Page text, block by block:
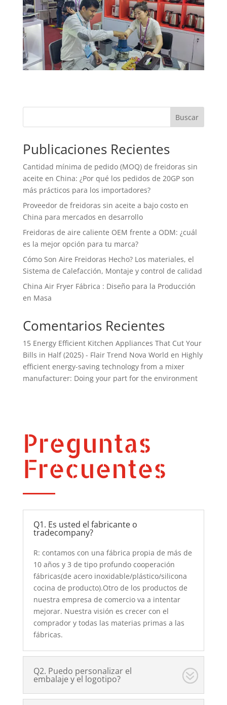
Buscar
Publicaciones Recientes
Cantidad mínima de pedido (MOQ) de freidoras sin
aceite en China: ¿Por qué los pedidos de 20GP son
más prácticos para los importadores?
Proveedor de freidoras sin aceite a bajo costo en
China para mercados en desarrollo
Freidoras de aire caliente OEM frente a ODM: ¿cuál
es la mejor opción para tu marca?
Cómo Son Aire Freidoras Hecho? Los materiales, el
Sistema de Calefacción, Montaje y control de calidad
China Air Fryer Fábrica : Diseño para la Producción
en Masa
Comentarios Recientes
15 Energy Efficient Kitchen Appliances That Cut Your
Bills in Half (2025) - Flair Trend Nova World en Highly
efficient energy-saving technology from a mixer
manufacturer: Doing your part for the environment
Preguntas
Frecuentes
Q1. Es usted el fabricante o
tradecompany?
R: contamos con una fábrica propia de más de
10 años y 3 de tipo profundo cooperación
fábricas(de acero inoxidable/plástico/silicona
cocina de producto).Otro de los productos de
nuestra empresa de comercio va a intentar
mejorar. Nuestra visión es crecer con el
comprador y todas las materias primas a las
fábricas.
Q2. Puedo personalizar el
embalaje y el logotipo?